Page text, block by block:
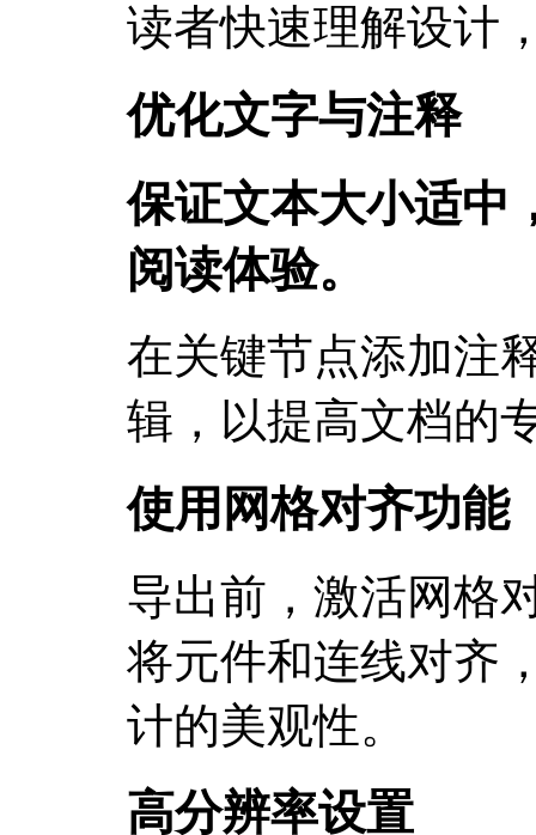
读者快速理解设计
优化文字与注释
保证文本大小适中
阅读体验。
在关键节点添加注
辑，以提高文档的
使用网格对齐功能
导出前，激活网格
将元件和连线对齐
计的美观性。
高分辨率设置